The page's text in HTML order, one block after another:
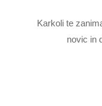
Karkoli te
novic in